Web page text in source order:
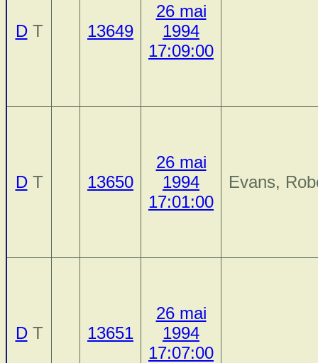
DT 13649
26 mai
1994
17:09:00
DT 13650
26 mai
1994
17:01:00
Evans,
DT 13651
26 mai
1994
17:07:00